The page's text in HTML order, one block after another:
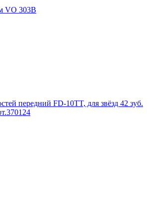
VO 303B
передний FD-10TT, для звёзд 42 зуб.